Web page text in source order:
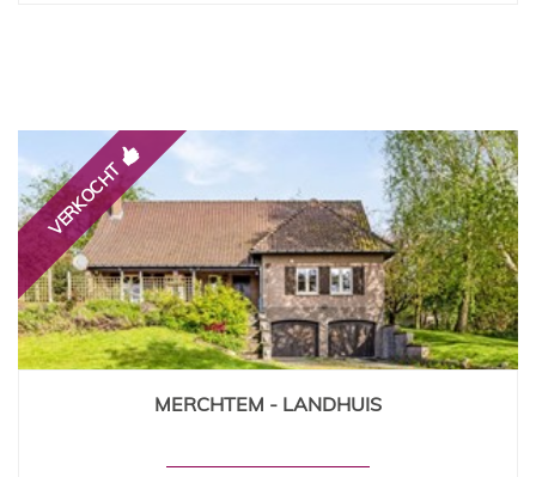
VERKOCHT
4 2 Ja
MERCHTEM - LANDHUIS